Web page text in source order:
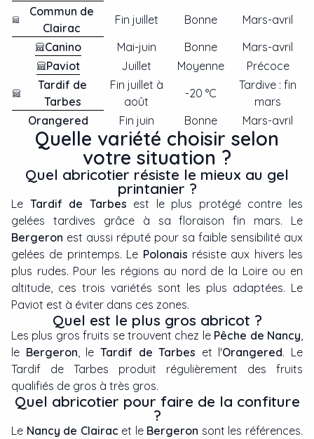
Commun de
Clairac
Fin juillet Bonne
Mars-avril
Canino
Mai-juin Bonne
Mars-avril
Paviot
Juillet Moyenne
Précoce
Tardif de
Tarbes
Fin juillet à
août
-20 °C
Tardive : fin
mars
Orangered
Fin juin Bonne Mars-avril
Quelle variété choisir selon
votre situation ?
Quel abricotier résiste le mieux au gel
printanier ?
Le Tardif de Tarbes est le plus protégé contre les
gelées tardives grâce à sa floraison fin mars. Le
Bergeron est aussi réputé pour sa faible sensibilité aux
gelées de printemps. Le Polonais résiste aux hivers les
plus rudes. Pour les régions au nord de la Loire ou en
altitude, ces trois variétés sont les plus adaptées. Le
Paviot est à éviter dans ces zones.
Quel est le plus gros abricot ?
Les plus gros fruits se trouvent chez le Pêche de Nancy
le Bergeron , le Tardif de Tarbes et l'Orangered. Le
Tardif de Tarbes produit régulièrement des fruits
qualifiés de gros à très gros.
Quel abricotier pour faire de la confiture
?
Le Nancy de Clairac et le Bergeron sont les références.